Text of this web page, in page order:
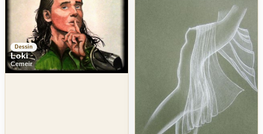
Dessin
Loki
Cemeir